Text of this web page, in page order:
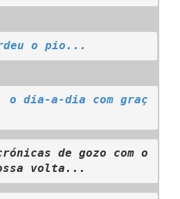
o pio...
dia-a-dia com graç
de gozo com o
volta...